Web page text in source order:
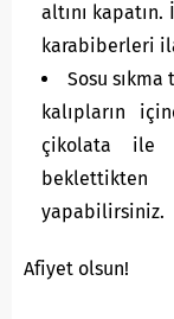
altını
karabiberleri
Sosu
kalıpların
çikolata ile
yapabilirsiniz.
Afiyet olsun!